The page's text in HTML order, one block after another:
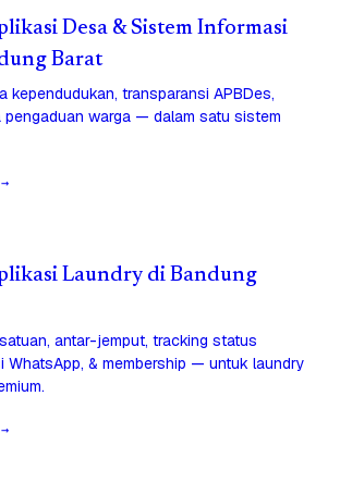
Desa & Sistem Informasi
Barat
kependudukan, transparansi APBDes,
pengaduan warga — dalam satu sistem
Laundry di Bandung
antar-jemput, tracking status
WhatsApp, & membership — untuk laundry